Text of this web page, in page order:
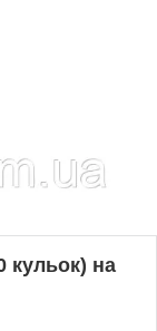
кульок) на